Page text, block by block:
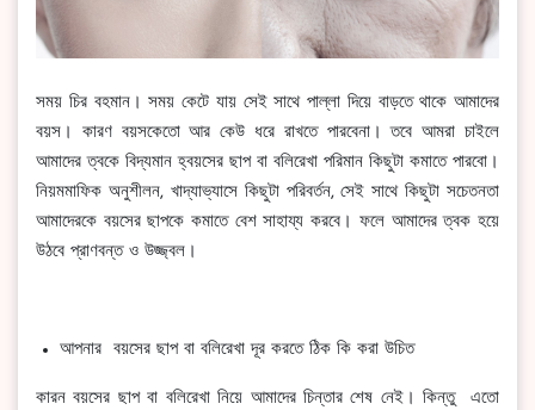
সময় চির বহমান। সময় কেটে যায় সেই সাথে পাল্লা দিয়ে বাড়তে থাকে আমাদের
বয়স। কারণ বয়সকেতো আর কেউ ধরে রাখতে পারবেনা। তবে আমরা চাইলে
আমাদের ত্বকে বিদ্যমান হ্বয়সের ছাপ বা বলিরেখা পরিমান কিছুটা কমাতে পারবো।
নিয়মমাফিক অনুশীলন, খাদ্যাভ্যাসে কিছুটা পরিবর্তন, সেই সাথে কিছুটা সচেতনতা
আমাদেরকে বয়সের ছাপকে কমাতে বেশ সাহায্য করবে। ফলে আমাদের ত্বক হয়ে
উঠবে প্রাণবন্ত ও উজ্জ্বল।
আপনার বয়সের ছাপ বা বলিরেখা দূর করতে ঠিক কি করা উচিত
কারন বয়সের ছাপ বা বলিরেখা নিয়ে আমাদের চিন্তার শেষ নেই। কিন্তু এতো